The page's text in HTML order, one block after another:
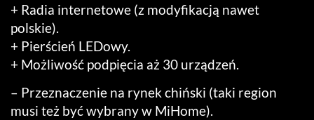
+ Radia internetowe (z modyfikacją nawet
polskie).
+ Pierścień LEDowy.
+ Możliwość podpięcia aż 30 urządzeń.
– Przeznaczenie na rynek chiński (taki region
musi też być wybrany w MiHome).